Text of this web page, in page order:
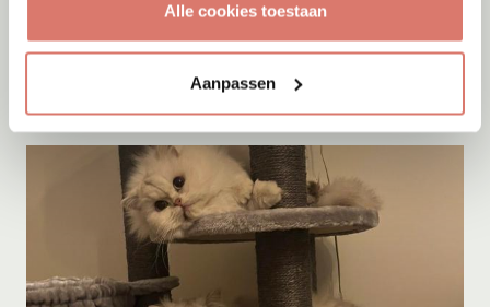
Alle cookies toestaan
Aanpassen
+ Frenkie
Rozenburg